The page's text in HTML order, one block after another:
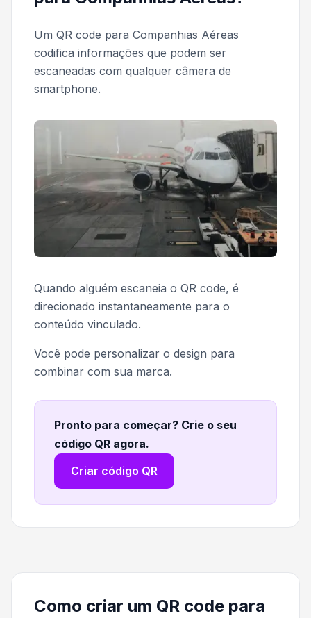
Um QR code para Companhias Aéreas
codifica informações que podem ser
escaneadas com qualquer câmera de
smartphone.
Quando alguém escaneia o QR code, é
direcionado instantaneamente para o
conteúdo vinculado.
Você pode personalizar o design para
combinar com sua marca.
Pronto para começar? Crie o seu
código QR agora.
Criar código QR
Como criar um QR code para